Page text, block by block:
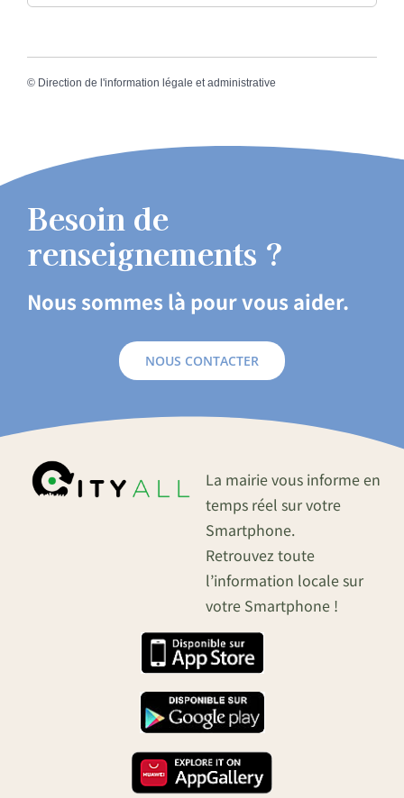
© Direction de l'information légale et administrative
Besoin de
renseignements ?
Nous sommes là pour vous aider.
NOUS CONTACTER
La mairie vous informe en
temps réel sur votre
Smartphone.
Retrouvez toute
l’information locale sur
votre Smartphone !